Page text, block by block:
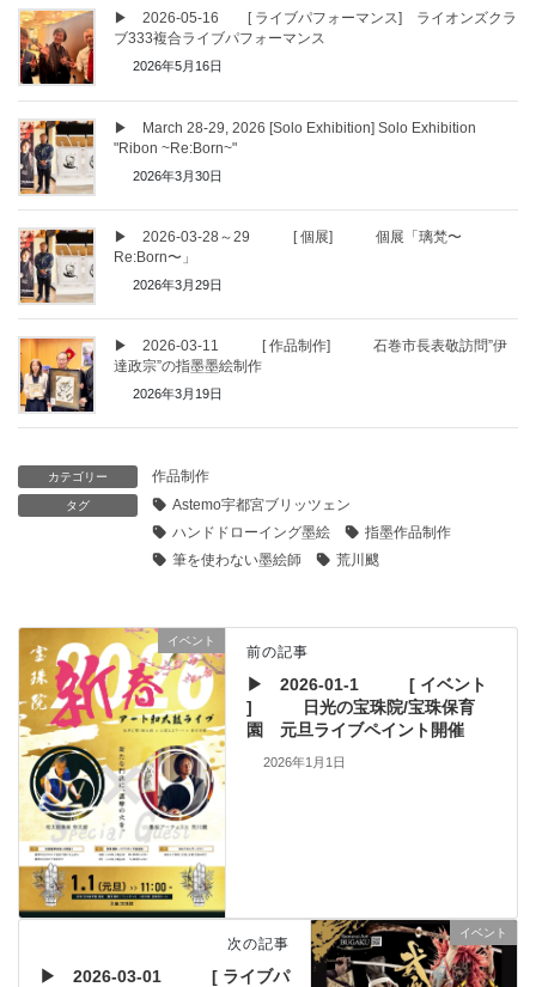
▶ 2026-05-16 [ ライブパフォーマンス] ライオンズクラ
ブ333複合ライブパフォーマンス
2026年5月16日
▶ March 28-29, 2026 [Solo Exhibition] Solo Exhibition
"Ribon ~Re:Born~"
2026年3月30日
▶ 2026-03-28～29 [ 個展] 個展「璃梵〜
Re:Born〜」
2026年3月29日
▶ 2026-03-11 [ 作品制作] 石巻市長表敬訪問”伊
達政宗”の指墨墨絵制作
2026年3月19日
カテゴリー 作品制作
タグ
Astemo宇都宮ブリッツェン
ハンドドローイング墨絵
指墨作品制作
筆を使わない墨絵師
荒川颼
イベント
前の記事
▶ 2026-01-1 [ イベント
] 日光の宝珠院/宝珠保育
園 元旦ライブペイント開催
2026年1月1日
イベント
次の記事
▶ 2026-03-01 [ ライブパ